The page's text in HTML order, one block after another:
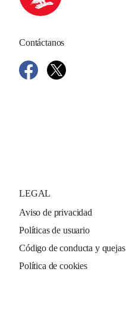
Contáctanos
LEGAL
Aviso de privacidad
Políticas de usuario
Código de conducta y quejas
Política de cookies